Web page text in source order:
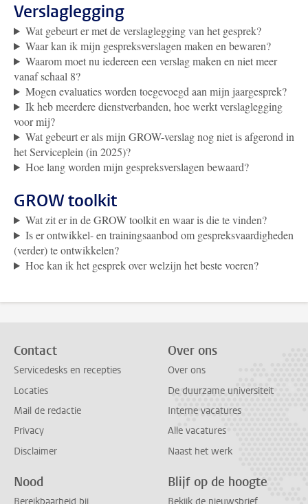
Verslaglegging
Wat gebeurt er met de verslaglegging van het gesprek?
Waar kan ik mijn gespreksverslagen maken en bewaren?
Waarom moet nu iedereen een verslag maken en niet meer
vanaf schaal 8?
Mogen evaluaties worden toegevoegd aan mijn jaargesprek?
Ik heb meerdere dienstverbanden, hoe werkt verslaglegging
voor mij?
Wat gebeurt er als mijn GROW-verslag nog niet is afgerond in
het Serviceplein (in 2025)?
Hoe lang worden mijn gespreksverslagen bewaard?
GROW toolkit
Wat zit er in de GROW toolkit en waar is die te vinden?
Is er ontwikkel- en trainingsaanbod om gespreksvaardigheden
(verder) te ontwikkelen?
Hoe kan ik het gesprek over welzijn het beste voeren?
Contact
Servicedesks en recepties
Locaties
Mail de redactie
Privacy
Disclaimer
Over ons
Over ons
De duurzame universiteit
Interne vacatures
Alle vacatures
Naast het werk
Nood Blijf op de hoogte